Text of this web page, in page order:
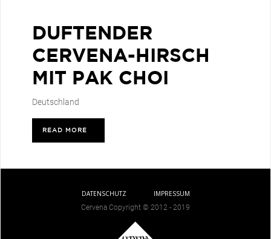
DUFTENDER
CERVENA-HIRSCH
MIT PAK CHOI
Deutschland
READ MORE
DATENSCHUTZ
IMPRESSUM
Cervena Copyright © 2012 - 2019